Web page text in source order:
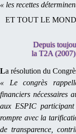
« les recettes
ET TOUT LE
Depuis
la T2A
La résolution du
« Le congrès
financiers nécessaires
aux ESPIC
rompre avec la
de transparence,